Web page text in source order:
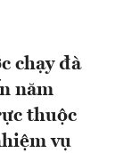
chạy đà
năm
thuộc
vụ